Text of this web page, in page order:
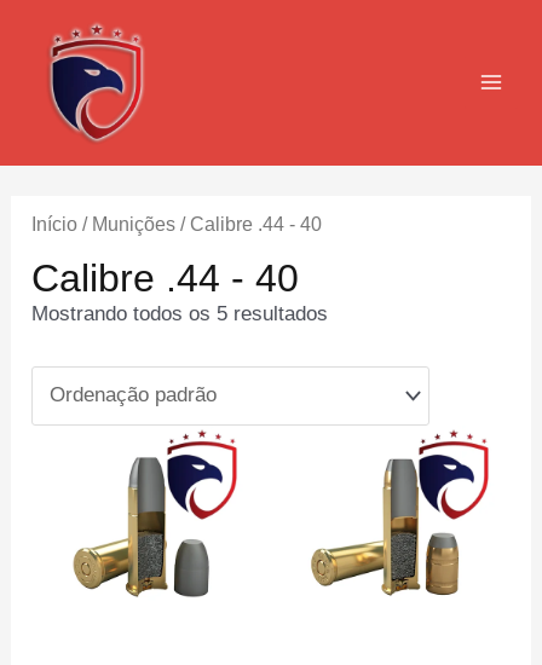
conteúdo
Início / Munições / Calibre .44 - 40
Calibre .44 - 40
Mostrando todos os 5 resultados